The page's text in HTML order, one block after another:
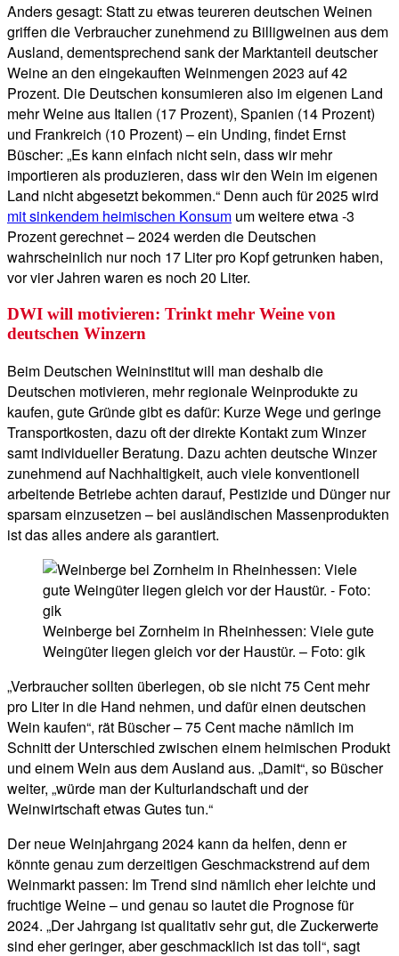
Anders gesagt: Statt zu etwas teureren deutschen Weinen
griffen die Verbraucher zunehmend zu Billigweinen aus dem
Ausland, dementsprechend sank der Marktanteil deutscher
Weine an den eingekauften Weinmengen 2023 auf 42
Prozent. Die Deutschen konsumieren also im eigenen Land
mehr Weine aus Italien (17 Prozent), Spanien (14 Prozent)
und Frankreich (10 Prozent) – ein Unding, findet Ernst
Büscher: „Es kann einfach nicht sein, dass wir mehr
importieren als produzieren, dass wir den Wein im eigenen
Land nicht abgesetzt bekommen.“ Denn auch für 2025 wird
mit sinkendem heimischen Konsum um weitere etwa -3
Prozent gerechnet – 2024 werden die Deutschen
wahrscheinlich nur noch 17 Liter pro Kopf getrunken haben,
vor vier Jahren waren es noch 20 Liter.
DWI will motivieren: Trinkt mehr Weine von
deutschen Winzern
Beim Deutschen Weininstitut will man deshalb die
Deutschen motivieren, mehr regionale Weinprodukte zu
kaufen, gute Gründe gibt es dafür: Kurze Wege und geringe
Transportkosten, dazu oft der direkte Kontakt zum Winzer
samt individueller Beratung. Dazu achten deutsche Winzer
zunehmend auf Nachhaltigkeit, auch viele konventionell
arbeitende Betriebe achten darauf, Pestizide und Dünger nur
sparsam einzusetzen – bei ausländischen Massenprodukten
ist das alles andere als garantiert.
Weinberge bei Zornheim in Rheinhessen: Viele gute
Weingüter liegen gleich vor der Haustür. – Foto: gik
„Verbraucher sollten überlegen, ob sie nicht 75 Cent mehr
pro Liter in die Hand nehmen, und dafür einen deutschen
Wein kaufen“, rät Büscher – 75 Cent mache nämlich im
Schnitt der Unterschied zwischen einem heimischen Produkt
und einem Wein aus dem Ausland aus. „Damit“, so Büscher
weiter, „würde man der Kulturlandschaft und der
Weinwirtschaft etwas Gutes tun.“
Der neue Weinjahrgang 2024 kann da helfen, denn er
könnte genau zum derzeitigen Geschmackstrend auf dem
Weinmarkt passen: Im Trend sind nämlich eher leichte und
fruchtige Weine – und genau so lautet die Prognose für
2024. „Der Jahrgang ist qualitativ sehr gut, die Zuckerwerte
sind eher geringer, aber geschmacklich ist das toll“, sagt